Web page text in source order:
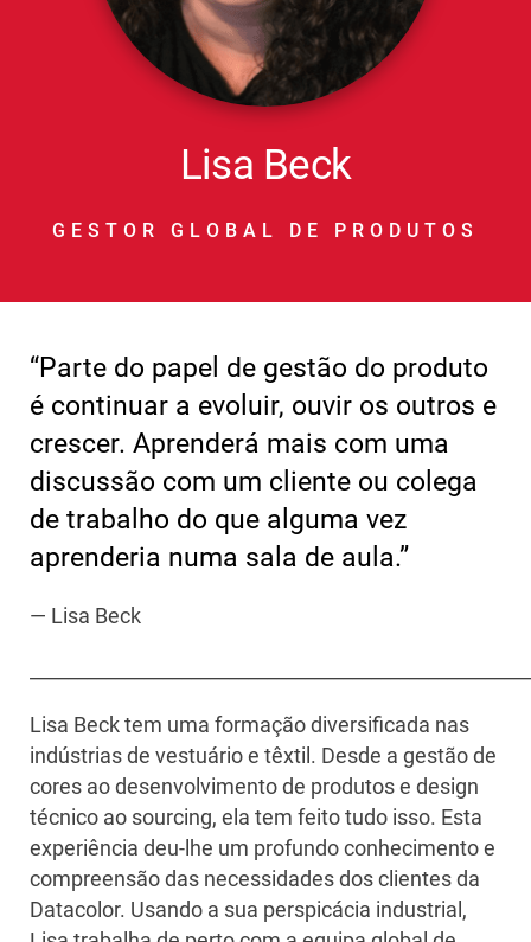
Lisa Beck
GESTOR GLOBAL DE PRODUTOS
“Parte do papel de gestão do produto
é continuar a evoluir, ouvir os outros e
crescer. Aprenderá mais com uma
discussão com um cliente ou colega
de trabalho do que alguma vez
aprenderia numa sala de aula.”
— Lisa Beck
Lisa Beck tem uma formação diversificada nas
indústrias de vestuário e têxtil. Desde a gestão de
cores ao desenvolvimento de produtos e design
técnico ao sourcing, ela tem feito tudo isso. Esta
experiência deu-lhe um profundo conhecimento e
compreensão das necessidades dos clientes da
Datacolor. Usando a sua perspicácia industrial,